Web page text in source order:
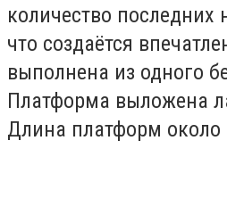
количество последних
что создаётся
выполнена из одного
Платформа выложена
Длина платформ около